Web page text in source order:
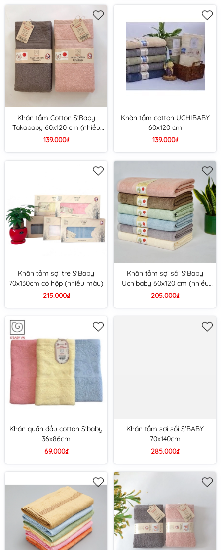
Khăn tắm Cotton S'Baby
Takababy 60x120 cm (nhiều
màu)
139.000₫
Khăn tắm cotton UCHIBABY
60x120 cm
139.000₫
Khăn tắm sợi tre S'Baby
70x130cm có hộp (nhiều màu)
215.000₫
Khăn tắm sợi sồi S'Baby
Uchibaby 60x120 cm (nhiều
màu)
205.000₫
Khăn quấn đầu cotton S'baby
36x86cm
69.000₫
Khăn tắm sợi sồi S'BABY
70x140cm
285.000₫